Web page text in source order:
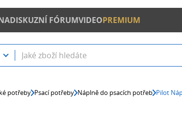
DISKUZNÍ FÓRUMVIDEOPREMIUM
potřeby Psací potřeby Náplně do psacích potřeb Pilot